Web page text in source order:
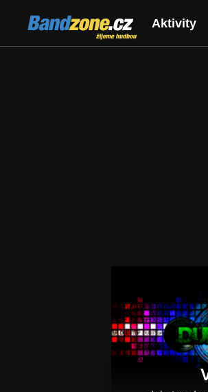
Bandzone.cz
žijeme hudbou
Aktivity